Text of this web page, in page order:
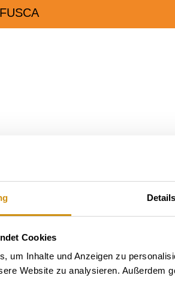
Details
Cookies
um Inhalte und Anzeigen zu
Website zu analysieren. Außerdem